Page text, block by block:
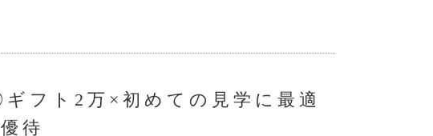
フト2万×初めての見学に最適
待